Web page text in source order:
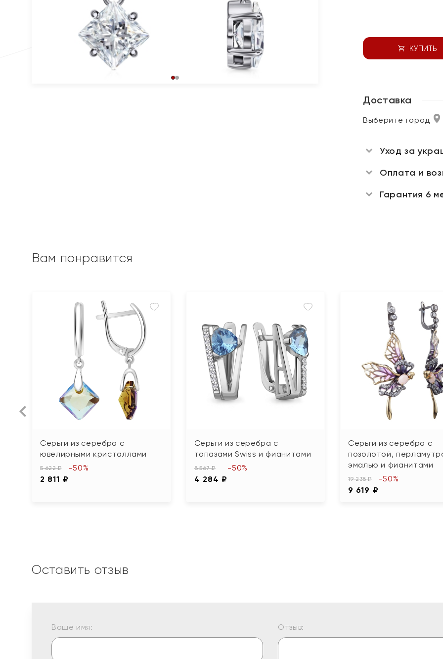
КУПИТЬ
Доставка
Выберите город
Уход за
Оплата и
Гарантия 6
Вам понравится
Серьги из серебра с
ювелирными кристаллами
5 622 ₽
2 811 ₽
-50%
Серьги из серебра с
топазами Swiss и фианитами
8 567 ₽
4 284 ₽
-50%
Серьги из серебра с
позолотой,
эмалью и фианитами
19 238 ₽
9 619 ₽
-50%
Оставить отзыв
Ваше имя: Отзыв: